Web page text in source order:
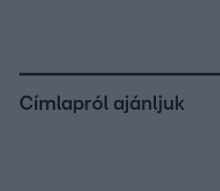
Címlapról ajánljuk